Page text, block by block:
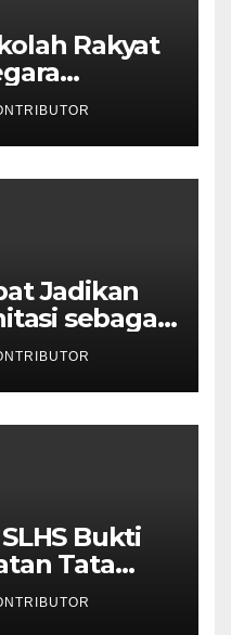
Rakyat
Jadikan
sebagai
Bukti
Tata